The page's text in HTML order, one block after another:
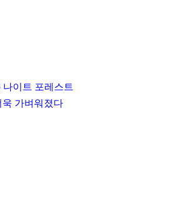
이트 포레스트
가벼워졌다